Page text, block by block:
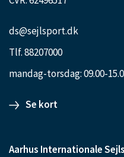
ds@sejlsport.dk
Tlf. 88207000
mandag-torsdag: 09.00-
Se kort
Aarhus Internationale